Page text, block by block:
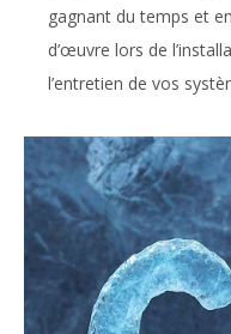
gagnant du temps et
d’œuvre lors de
l’entretien de vos